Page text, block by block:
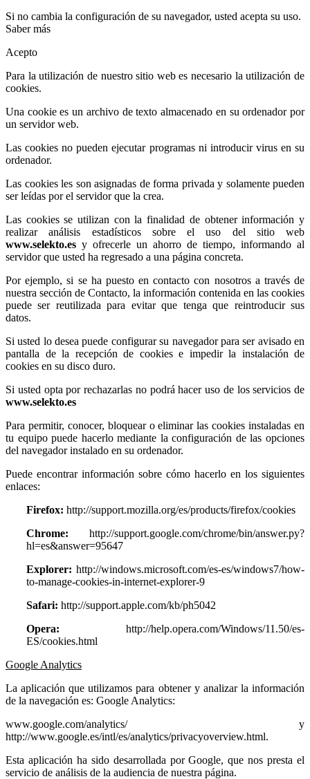
Si no cambia la configuración de su navegador, usted acepta su uso.
Saber más
Acepto
Para la utilización de nuestro sitio web es necesario la utilización de
cookies.
Una cookie es un archivo de texto almacenado en su ordenador por
un servidor web.
Las cookies no pueden ejecutar programas ni introducir virus en su
ordenador.
Las cookies les son asignadas de forma privada y solamente pueden
ser leídas por el servidor que la crea.
Las cookies se utilizan con la finalidad de obtener información y
realizar análisis estadísticos sobre el uso del sitio web
www.selekto.es y ofrecerle un ahorro de tiempo, informando al
servidor que usted ha regresado a una página concreta.
Por ejemplo, si se ha puesto en contacto con nosotros a través de
nuestra sección de Contacto, la información contenida en las cookies
puede ser reutilizada para evitar que tenga que reintroducir sus
datos.
Si usted lo desea puede configurar su navegador para ser avisado en
pantalla de la recepción de cookies e impedir la instalación de
cookies en su disco duro.
Si usted opta por rechazarlas no podrá hacer uso de los servicios de
www.selekto.es
Para permitir, conocer, bloquear o eliminar las cookies instaladas en
tu equipo puede hacerlo mediante la configuración de las opciones
del navegador instalado en su ordenador.
Puede encontrar información sobre cómo hacerlo en los siguientes
enlaces:
Firefox: http://support.mozilla.org/es/products/firefox/cookies
Chrome: http://support.google.com/chrome/bin/answer.py?
hl=es&answer=95647
Explorer: http://windows.microsoft.com/es-es/windows7/how-
to-manage-cookies-in-internet-explorer-9
Safari: http://support.apple.com/kb/ph5042
Opera: http://help.opera.com/Windows/11.50/es-
ES/cookies.html
Google Analytics
La aplicación que utilizamos para obtener y analizar la información
de la navegación es: Google Analytics:
www.google.com/analytics/ y
http://www.google.es/intl/es/analytics/privacyoverview.html.
Esta aplicación ha sido desarrollada por Google, que nos presta el
servicio de análisis de la audiencia de nuestra página.